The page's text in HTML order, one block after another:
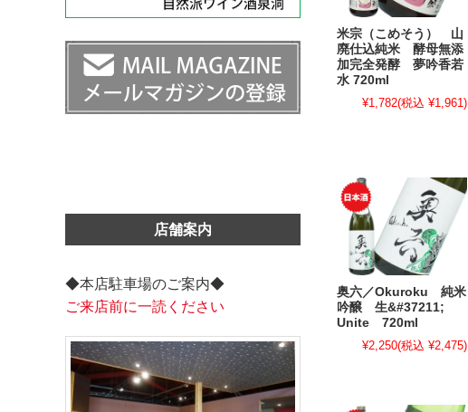
米宗（こめそう） 山
廃仕込純米 酵母無添
加完全発酵 夢吟香若
水 720ml
¥1,782(税込 ¥1,961)
奥六／Okuroku 純米
吟醸 生&#37211;
Unite 720ml
¥2,250(税込 ¥2,475)
店舗案内
◆本店駐車場のご案内◆
ご来店前に一読ください